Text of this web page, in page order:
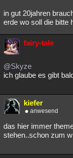
in gut 20jahren
erde wo soll die bitte
fairy-tale
@Skyze
ich glaube es gibt
kiefer
anwesend
das hier immer
stehen..schon zum